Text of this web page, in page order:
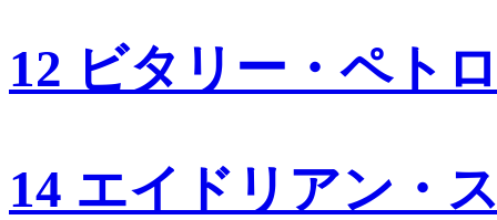
12 ビタリー・ペト
14 エイドリアン・